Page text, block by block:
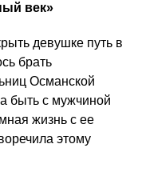
девушке путь в
брать
Османской
быть с мужчиной
жизнь с ее
этому